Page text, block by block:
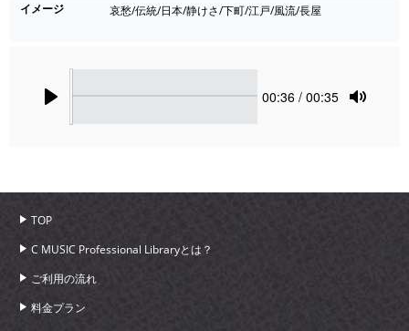
イメージ
哀愁/伝統/日本/静けさ/下町/江戸/風流/長屋
Current
00:36 / 00:35
TOP
C MUSIC Professional Libraryとは？
ご利用の流れ
料金プラン